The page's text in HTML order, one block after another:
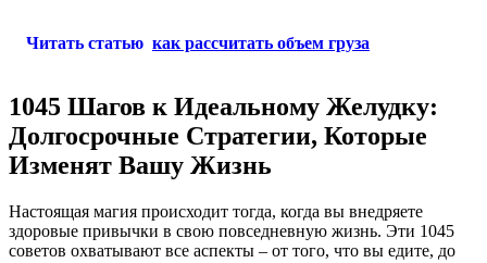
Читать статью как рассчитать объем груза
1045 Шагов к Идеальному Желудку:
Долгосрочные Стратегии, Которые
Изменят Вашу Жизнь
Настоящая магия происходит тогда, когда вы внедряете
здоровые привычки в свою повседневную жизнь. Эти 1045
советов охватывают все аспекты – от того, что вы едите, до